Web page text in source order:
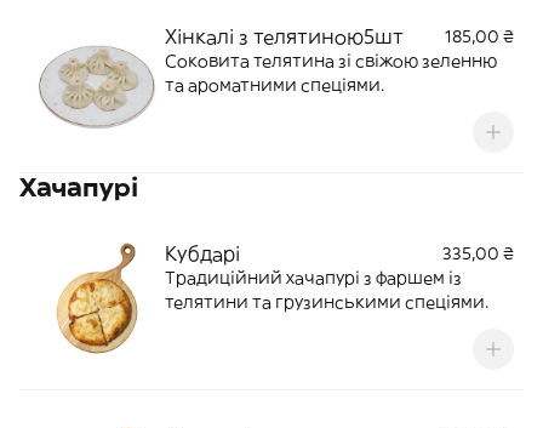
Хінкалі з телятиною5шт
185,00 ₴
Соковита телятина зі свіжою зеленню
та ароматними спеціями.
Хачапурі
Кубдарі
335,00 ₴
Традиційний хачапурі з фаршем із
телятини та грузинськими спеціями.